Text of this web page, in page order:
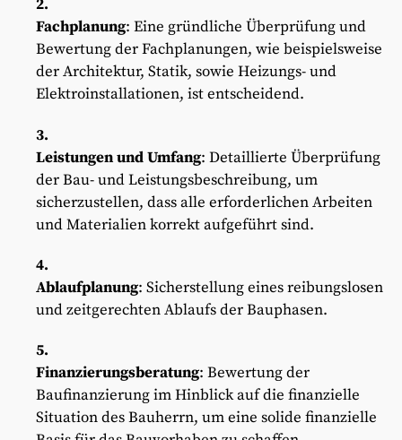
Fachplanung: Eine gründliche Überprüfung und
Bewertung der Fachplanungen, wie beispielsweise
der Architektur, Statik, sowie Heizungs- und
Elektroinstallationen, ist entscheidend.
Leistungen und Umfang: Detaillierte Überprüfung
der Bau- und Leistungsbeschreibung, um
sicherzustellen, dass alle erforderlichen Arbeiten
und Materialien korrekt aufgeführt sind.
Ablaufplanung: Sicherstellung eines reibungslosen
und zeitgerechten Ablaufs der Bauphasen.
Finanzierungsberatung: Bewertung der
Baufinanzierung im Hinblick auf die finanzielle
Situation des Bauherrn, um eine solide finanzielle